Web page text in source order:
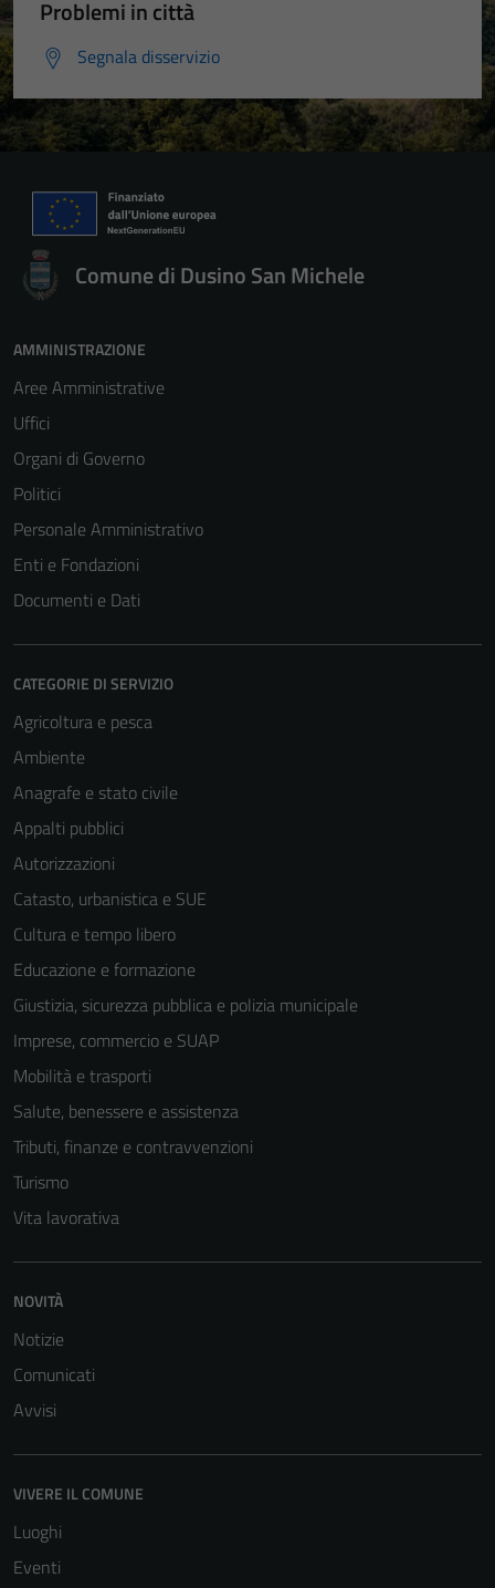
Problemi in città
Segnala disservizio
Comune di Dusino San Michele
AMMINISTRAZIONE
Aree Amministrative
Uffici
Organi di Governo
Politici
Personale Amministrativo
Enti e Fondazioni
Documenti e Dati
CATEGORIE DI SERVIZIO
Agricoltura e pesca
Ambiente
Anagrafe e stato civile
Appalti pubblici
Autorizzazioni
Catasto, urbanistica e SUE
Cultura e tempo libero
Educazione e formazione
Giustizia, sicurezza pubblica e polizia municipale
Imprese, commercio e SUAP
Mobilità e trasporti
Salute, benessere e assistenza
Tributi, finanze e contravvenzioni
Turismo
Vita lavorativa
NOVITÀ
Notizie
Comunicati
Avvisi
VIVERE IL COMUNE
Luoghi
Eventi